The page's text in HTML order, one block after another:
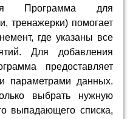
Программа для
тренажерки) помогает
где указаны все
Для добавления
предоставляет
параметрами данных.
выбрать нужную
выпадающего списка,